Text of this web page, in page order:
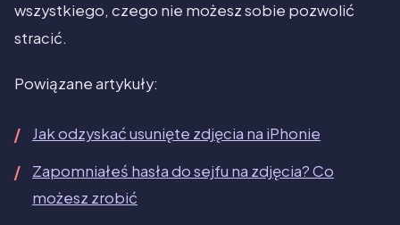
wszystkiego, czego nie możesz sobie pozwolić
stracić.
Powiązane artykuły:
Jak odzyskać usunięte zdjęcia na iPhonie
Zapomniałeś hasła do sejfu na zdjęcia? Co
możesz zrobić